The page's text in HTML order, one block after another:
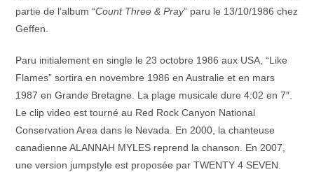
partie de l’album “Count Three & Pray” paru le 13/10/1986 chez
Geffen.
Paru initialement en single le 23 octobre 1986 aux USA, “Like
Flames” sortira en novembre 1986 en Australie et en mars
1987 en Grande Bretagne. La plage musicale dure 4:02 en 7″.
Le clip video est tourné au Red Rock Canyon National
Conservation Area dans le Nevada. En 2000, la chanteuse
canadienne ALANNAH MYLES reprend la chanson. En 2007,
une version jumpstyle est proposée par TWENTY 4 SEVEN.